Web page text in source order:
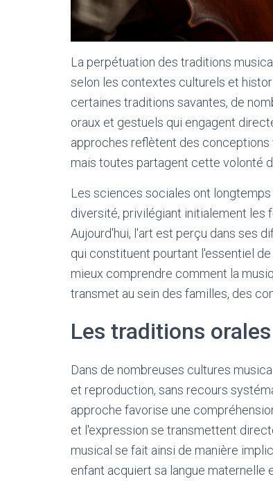
La perpétuation des traditions
selon les contextes culturels et
certaines traditions savantes, de
oraux et gestuels qui engagent
approches reflètent des conceptions
mais toutes partagent cette volonté
Les sciences sociales ont
diversité, privilégiant initialement les
Aujourd'hui, l'art est perçu dans ses
qui constituent pourtant l'essentiel
mieux comprendre comment la
transmet au sein des familles, des
Les traditions
Dans de nombreuses cultures
et reproduction, sans recours
approche favorise une
et l'expression se transmettent
musical se fait ainsi de manière
enfant acquiert sa langue maternelle